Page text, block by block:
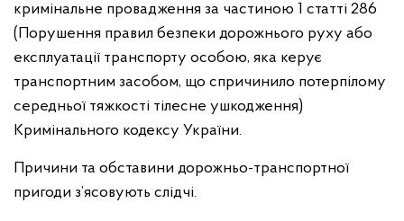
кримінальне провадження за частиною 1 статті 286
(Порушення правил безпеки дорожнього руху або
експлуатації транспорту особою, яка керує
транспортним засобом, що спричинило потерпілому
середньої тяжкості тілесне ушкодження)
Кримінального кодексу України.
Причини та обставини дорожньо-транспортної
пригоди з’ясовують слідчі.